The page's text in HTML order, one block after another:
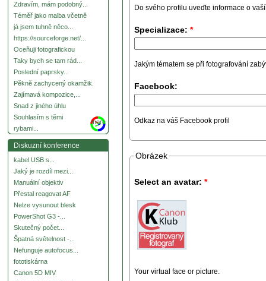
Zdravím, mám podobný...
Téměř jako malba včetně
já jsem tuhně něco...
https://sourceforge.net/...
Oceňuji fotografickou
Taky bych se tam rád...
Poslední paprsky...
Pěkně zachycený okamžik.
Zajímavá kompozice,...
Snad z jiného úhlu
Souhlasím s těmi
rybami...
more
Diskuzní konference
kabel USB s...
Jaký je rozdíl mezi...
Manuální objektiv
Přestal reagovat AF
Nelze vysunout blesk
PowerShot G3 -...
Skutečný počet...
Špatná světelnost -...
Nefunguje autofocus...
fototiskárna
Canon 5D MIV
Do svého profilu uveďte informace o
Specializace: *
Jakým tématem se při fotografování
Facebook:
Odkaz na váš Facebook profil
Obrázek
Select an avatar: *
Your virtual face or picture.